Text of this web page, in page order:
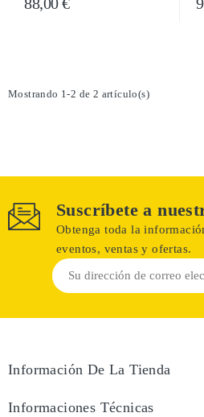
Mostrando 1-2 de 2 artículo(s)
Suscríbete a
Obtenga toda la
eventos, ventas y ofertas.
Información De La Tienda
Informaciones Técnicas